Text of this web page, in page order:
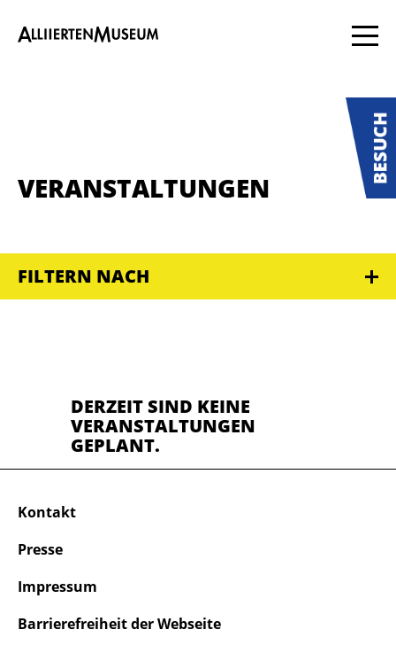
VERANSTALTUNGEN
FILTERN NACH
DERZEIT SIND KEINE
VERANSTALTUNGEN
GEPLANT.
Kontakt
Presse
Impressum
Barrierefreiheit der Webseite